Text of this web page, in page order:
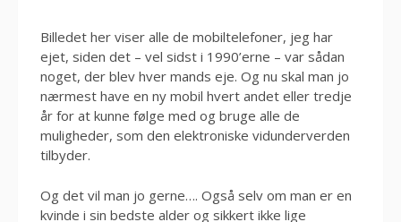
Billedet her viser alle de mobiltelefoner, jeg har
ejet, siden det – vel sidst i 1990’erne – var sådan
noget, der blev hver mands eje. Og nu skal man jo
nærmest have en ny mobil hvert andet eller tredje
år for at kunne følge med og bruge alle de
muligheder, som den elektroniske vidunderverden
tilbyder.
Og det vil man jo gerne…. Også selv om man er en
kvinde i sin bedste alder og sikkert ikke lige